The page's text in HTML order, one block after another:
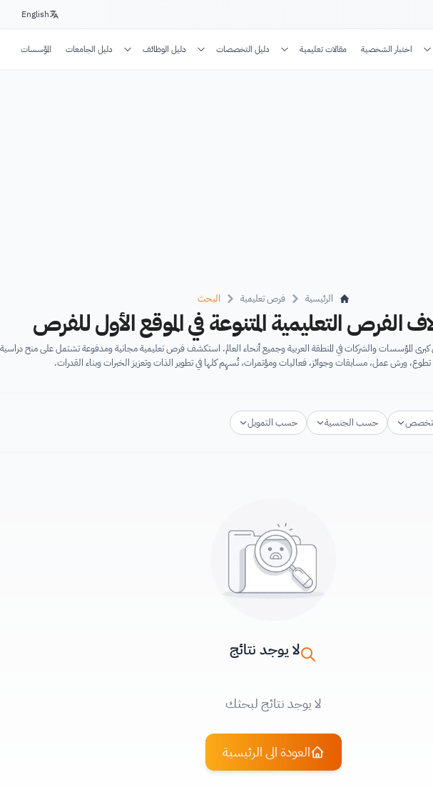
English
اختبار الشخصية مقالات تعليمية دليل التخصصات دليل الوظائف دليل الجامعات المؤسسات
الرئيسية فرص تعليمية البحث
الفرص التعليمية المتنوعة في الموقع الأول للفرص
المؤسسات والشركات في المنطقة العربية وجميع أنحاء العالم. استكشف فرص تعليمية مجانية ومدفوعة تشتمل على منح
ورش عمل، مسابقات وجوائز، فعاليات ومؤتمرات، تُسهِم كلها في تطوير الذات وتعزيز الخبرات وبناء القدرات.
حسب الجنسية حسب التمويل
لا يوجد نتائج
لا يوجد نتائج لبحثك
العودة الى الرئيسية